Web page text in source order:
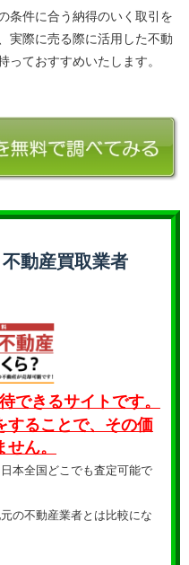
条件に合う納得のいく取引を
実際に売る際に活用した不動
っておすすめいたします。
動産買取業者
できるサイトです。
することで、その価
ん。
本全国どこでも査定可能で
の不動産業者とは比較にな